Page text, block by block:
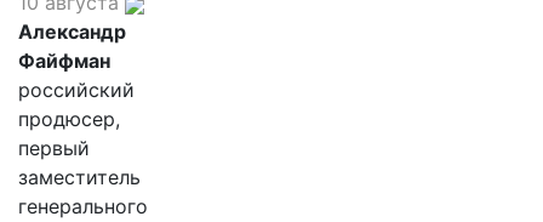
Александр
Файфман
российский
продюсер,
первый
заместитель
генерального